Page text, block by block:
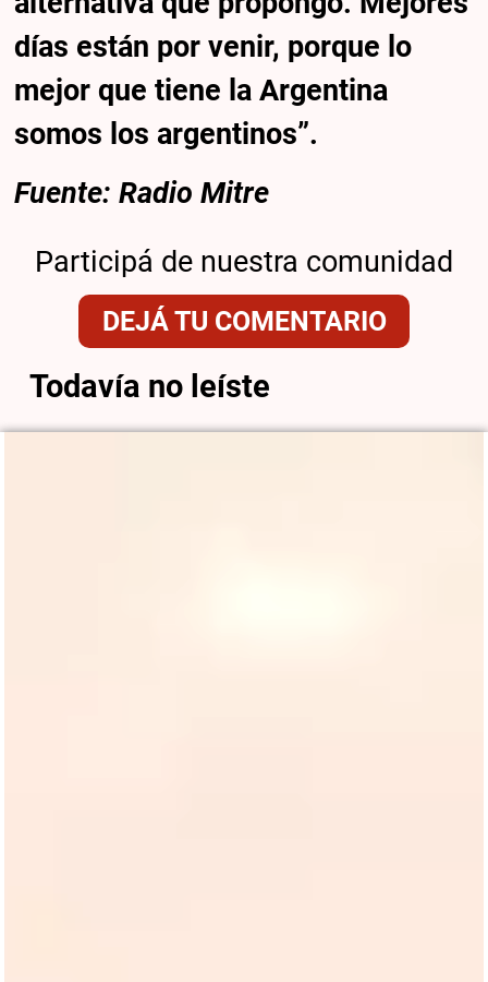
días están por venir, porque lo
mejor que tiene la Argentina
somos los argentinos”.
Fuente: Radio Mitre
Participá de nuestra comunidad
DEJÁ TU COMENTARIO
Todavía no leíste